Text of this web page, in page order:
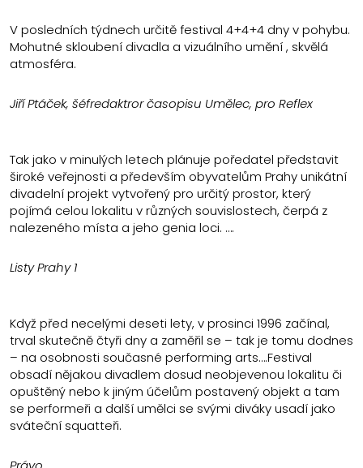
V posledních týdnech určitě festival 4+4+4 dny v pohybu.
Mohutné skloubení divadla a vizuálního umění , skvělá
atmosféra.
Jiří Ptáček, šéfredaktror časopisu Umělec, pro Reflex
Tak jako v minulých letech plánuje poředatel představit
široké veřejnosti a především obyvatelům Prahy unikátní
divadelní projekt vytvořený pro určitý prostor, který
pojímá celou lokalitu v různých souvislostech, čerpá z
nalezeného místa a jeho genia loci. ….
Listy Prahy 1
Když před necelými deseti lety, v prosinci 1996 začínal,
trval skutečně čtyři dny a zaměřil se – tak je tomu dodnes
– na osobnosti současné performing arts….Festival
obsadí nějakou divadlem dosud neobjevenou lokalitu či
opuštěný nebo k jiným účelům postavený objekt a tam
se performeři a další umělci se svými diváky usadí jako
sváteční squatteři.